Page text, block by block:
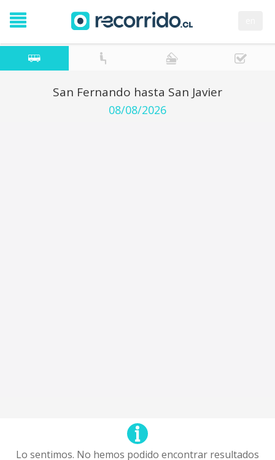
San Fernando hasta San Javier
08/08/2026
Lo sentimos. No hemos podido encontrar resultados